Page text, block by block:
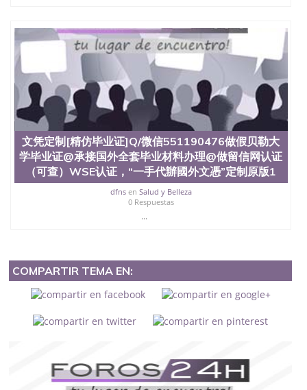
文凭定制[精仿毕业证]Q/微信551190476做假贝勒大
学毕业证@承接国外全套毕业材料办理@做留信网认证
（可查）WSE认证，“一手代辦國外文憑”定制原版1
dfnsen Salud y Belleza
0 Respuestas
...
COMPARTIR TEMA EN: